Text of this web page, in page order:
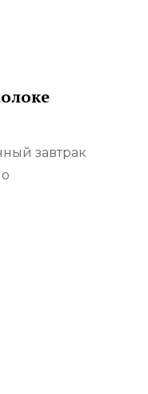
завтрак